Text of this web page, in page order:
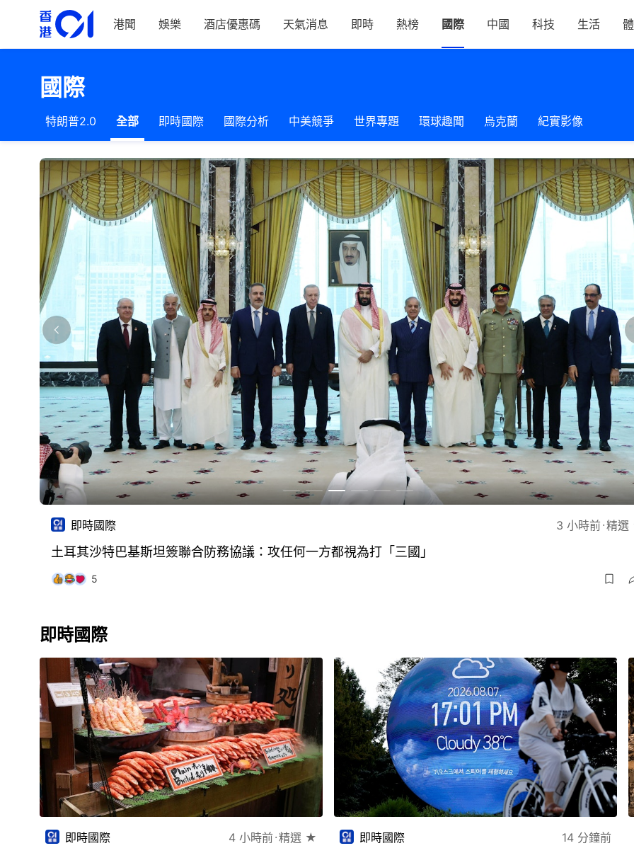
港聞 娛樂 酒店優惠碼 天氣消息 即時 熱榜 國際 中國 科技 生活
國際
特朗普2.0 全部 即時國際 國際分析 中美競爭 世界專題 環球趣聞 烏克蘭 紀實影像
即時國際 38 分鐘前 精
泰國少年槍擊案增至最少8死 總理矢言收緊槍管
2
即時國際 3 小時前 精
土耳其沙特巴基斯坦簽聯合防務協議：攻任何一方都視為打「三國」
5
即時國際
即時國際 4 小時前 精選 ★ 即時國際 14 分鐘前